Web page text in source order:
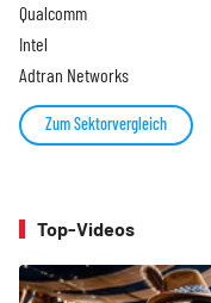
Qualcomm
Intel
Adtran Networks
Zum Sektorvergleich
Top-Videos